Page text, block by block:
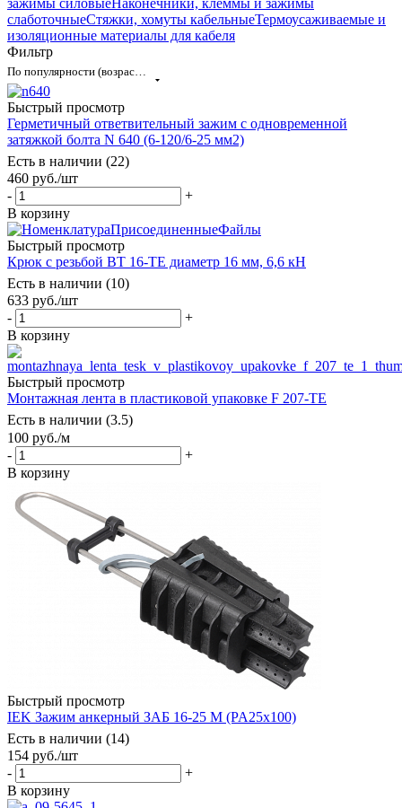
слаботочныеСтяжки, хомуты кабельныеТермоусаживаемые и
изоляционные материалы для кабеля
Фильтр
Быстрый просмотр
Герметичный ответвительный зажим с одновременной
затяжкой болта N 640 (6-120/6-25 мм2)
Есть в наличии (22)
460 руб./шт
-
+
В корзину
Быстрый просмотр
Крюк с резьбой BT 16-TE диаметр 16 мм, 6,6 кН
Есть в наличии (10)
633 руб./шт
-
+
В корзину
Быстрый просмотр
Монтажная лента в пластиковой упаковке F 207-TE
Есть в наличии (3.5)
100 руб./м
-
+
В корзину
Быстрый просмотр
IEK Зажим анкерный ЗАБ 16-25 М (PA25x100)
Есть в наличии (14)
154 руб./шт
-
+
В корзину